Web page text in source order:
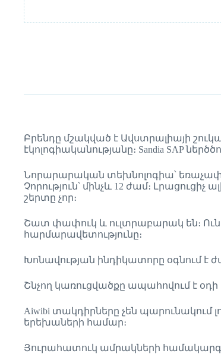
Բրենդը մշակված է Ավստրալիայի
էկոլոգիականությանը։ Sandia SAP
Նորարարական տեխնոլոգիա՝
Չորություն՝ մինչև 12 ժամ։
շերտը չոր։
Շատ փափուկ և ուլտրաբարակ են։
հարմարավետությունը։
Խոնավության ինդիկատորը օգնում է
Շնչող կառուցվածքը ապահովում է օդի
Aiwibi տակդիրները չեն պարունակում
երեխաների համար։
Յուրահատուկ ամրակների համակարգը